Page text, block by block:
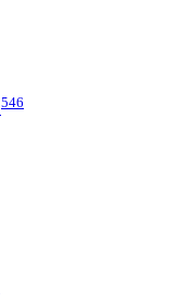
546